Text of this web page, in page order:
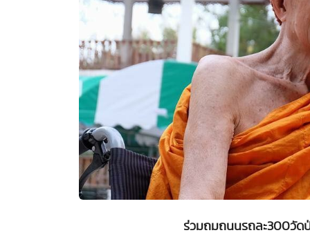
ร่วมถมถนนรถละ300วัด